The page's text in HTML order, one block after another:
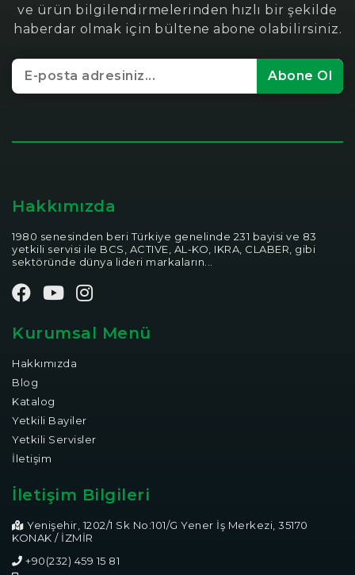
ve ürün bilgilendirmelerinden hızlı bir şekilde
haberdar olmak için bültene abone olabilirsiniz.
Abone Ol
Hakkımızda
1980 senesinden beri Türkiye genelinde 231 bayisi ve 83
yetkili servisi ile BCS, ACTIVE, AL-KO, IKRA, CLABER, gibi
sektöründe dünya lideri markaların...
Kurumsal Menü
Hakkımızda
Blog
Katalog
Yetkili Bayiler
Yetkili Servisler
İletişim
İletişim Bilgileri
Yenişehir, 1202/1 Sk No:101/G Yener İş Merkezi, 35170
KONAK / İZMİR
+90(232) 459 15 81